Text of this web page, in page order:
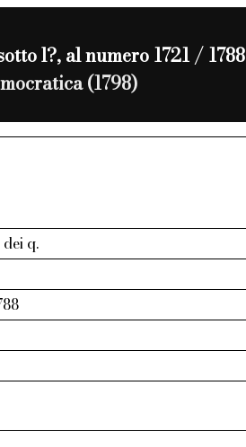
l?, al numero 1721 / 1788
(1798)
q.